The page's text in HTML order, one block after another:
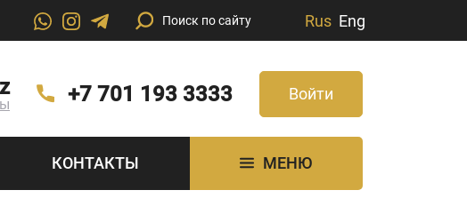
Rus Eng
+7 701 193 3333 Войти
КОНТАКТЫ МЕНЮ